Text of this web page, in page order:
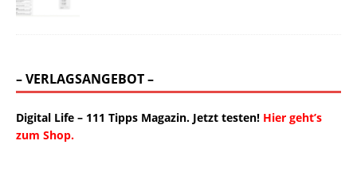
– VERLAGSANGEBOT –
Digital Life – 111 Tipps Magazin. Jetzt testen! Hier geht’s
zum Shop.